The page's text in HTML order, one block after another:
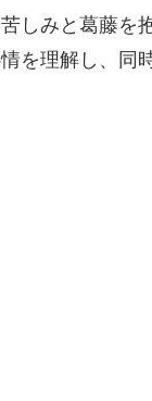
しみと葛藤を
を理解し、同